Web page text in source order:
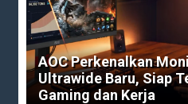
AOC Perkenalkan
Ultrawide Baru, Siap
Gaming dan Kerja